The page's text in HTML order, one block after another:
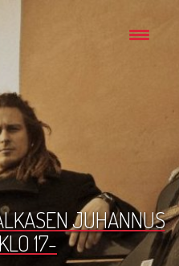
JUHANNUS
17-